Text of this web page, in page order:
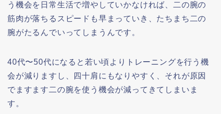
う機会を日常生活で増やしていかなければ、二の腕の
筋肉が落ちるスピードも早まっていき、たちまち二の
腕がたるんでいってしまうんです。
40代〜50代になると若い頃よりトレーニングを行う機
会が減りますし、四十肩にもなりやすく、それが原因
でますます二の腕を使う機会が減ってきてしまいま
す。